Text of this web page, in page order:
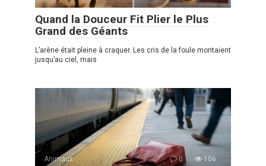
Quand la Douceur Fit Plier le Plus
Grand des Géants
L’arène était pleine à craquer. Les cris de la foule montaient
jusqu’au ciel, mais
Animaux 0 106